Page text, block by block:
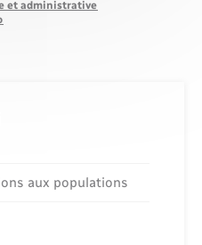
et administrative
aux populations